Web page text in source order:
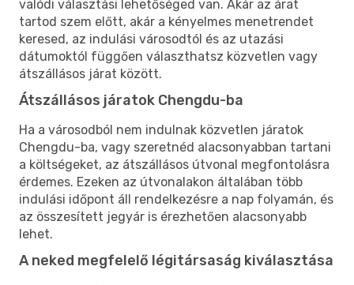
valódi választási lehetőséged van. Akár az árat
tartod szem előtt, akár a kényelmes menetrendet
keresed, az indulási városodtól és az utazási
dátumoktól függően választhatsz közvetlen vagy
átszállásos járat között.
Átszállásos járatok Chengdu-ba
Ha a városodból nem indulnak közvetlen járatok
Chengdu-ba, vagy szeretnéd alacsonyabban tartani
a költségeket, az átszállásos útvonal megfontolásra
érdemes. Ezeken az útvonalakon általában több
indulási időpont áll rendelkezésre a nap folyamán, és
az összesített jegyár is érezhetően alacsonyabb
lehet.
A neked megfelelő légitársaság kiválasztása